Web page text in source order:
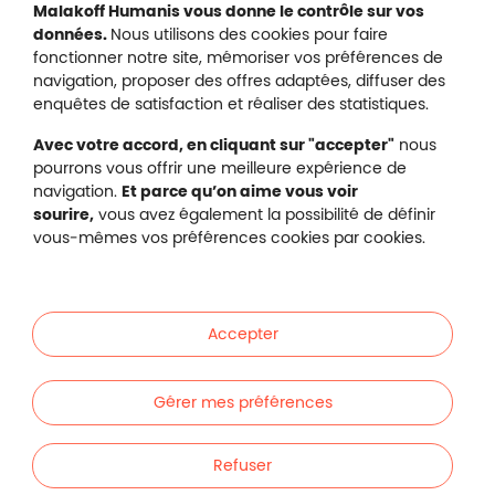
Malakoff Humanis sur Facebook
Malakoff Humanis sur YouTube
Malakoff Humanis sur X
Malakoff Humanis
Footer autres sites
Mutuelle santé, prévoyance, épargne, retraite,
Malakoff Humanis à vos côtés.
Entreprises
Indépendants
Footer autres liens
Autres
Malakoff Humanis vous donne le contrôle sur vos
données. Nous utilisons des cookies pour faire
fonctionner notre site, mémoriser vos préférences de
navigation, proposer des offres adaptées, diffuser des
enquêtes de satisfaction et réaliser des statistiques.
Avec votre accord, en cliquant sur "accepter" nous
pourrons vous offrir une meilleure expérience de
navigation. Et parce qu’on aime vous voir
sourire, vous avez également la possibilité de définir
vous-mêmes vos préférences cookies par cookies.
Refuser
Gérer mes préférences
Accepter